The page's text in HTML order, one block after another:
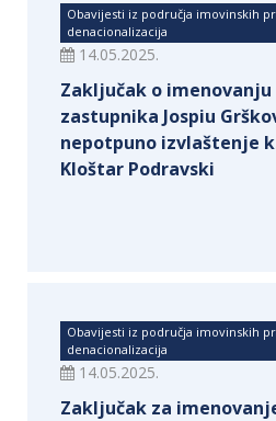
Obavijesti iz područja imovinskih
denacionalizacija
14.05.2025.
Zaključak o
zastupnika Jospiu
nepotpuno izvlaštenje
Kloštar Podravski
Obavijesti iz područja imovinskih
denacionalizacija
14.05.2025.
Zaključak za